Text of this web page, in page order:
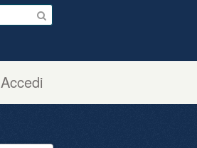
Accedi